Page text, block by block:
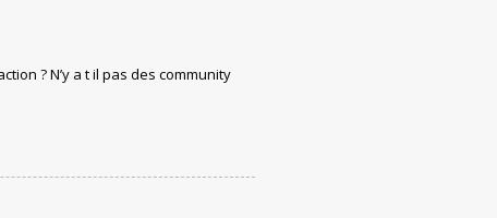
? N’y a t il pas des community